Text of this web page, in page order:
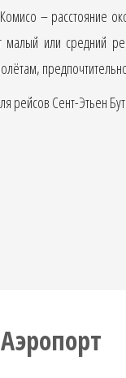
– расстояние
или средний
рейсов Сент-Этьен